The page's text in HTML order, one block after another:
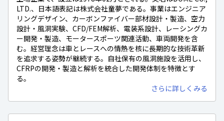
LTD.、日本語表記は株式会社童夢である。事業はエンジニア
リングデザイン、カーボンファイバー部材設計・製造、空力
設計・風洞実験、CFD/FEM解析、電装系設計、レーシングカ
ー開発・製造、モータースポーツ関連活動、車両開発を含
む。経営理念は車とレースへの情熱を核に長期的な技術革新
を追求する姿勢が継続する。自社保有の風洞施設を活用し、
CFRPの開発・製造と解析を統合した開発体制を特徴とす
る。
さらに詳しくみる